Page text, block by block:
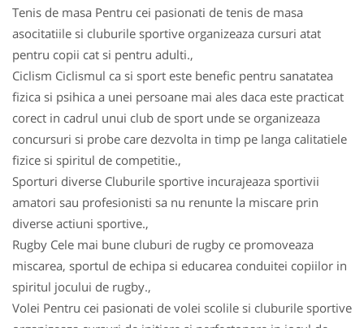
Tenis de masa Pentru cei pasionati de tenis de masa
asocitatiile si cluburile sportive organizeaza cursuri atat
pentru copii cat si pentru adulti.,
Ciclism Ciclismul ca si sport este benefic pentru sanatatea
fizica si psihica a unei persoane mai ales daca este practicat
corect in cadrul unui club de sport unde se organizeaza
concursuri si probe care dezvolta in timp pe langa calitatiele
fizice si spiritul de competitie.,
Sporturi diverse Cluburile sportive incurajeaza sportivii
amatori sau profesionisti sa nu renunte la miscare prin
diverse actiuni sportive.,
Rugby Cele mai bune cluburi de rugby ce promoveaza
miscarea, sportul de echipa si educarea conduitei copiilor in
spiritul jocului de rugby.,
Volei Pentru cei pasionati de volei scolile si cluburile sportive